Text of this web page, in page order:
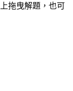
拖曳解題，也可